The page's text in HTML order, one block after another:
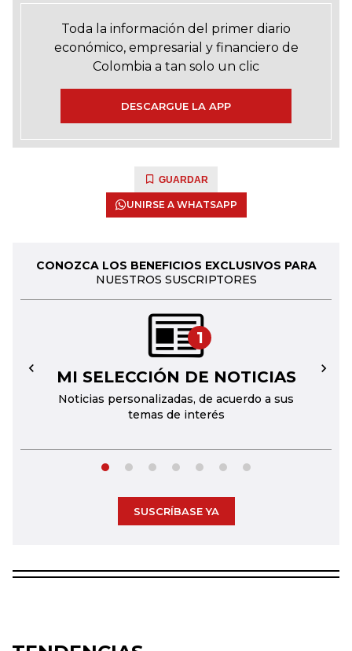
Toda la información del primer diario
económico, empresarial y financiero de
Colombia a tan solo un clic
DESCARGUE LA APP
GUARDAR
UNIRSE A WHATSAPP
CONOZCA LOS BENEFICIOS EXCLUSIVOS PARA
NUESTROS SUSCRIPTORES
1
MI SELECCIÓN DE NOTICIAS
Noticias personalizadas, de acuerdo a sus
temas de interés
← →
SUSCRÍBASE YA